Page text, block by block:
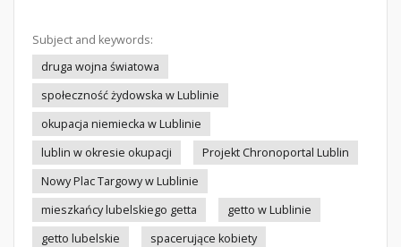
Subject and keywords:
druga wojna światowa
społeczność żydowska w Lublinie
okupacja niemiecka w Lublinie
lublin w okresie okupacji
Projekt Chronoportal Lublin
Nowy Plac Targowy w Lublinie
mieszkańcy lubelskiego getta
getto w Lublinie
getto lubelskie
spacerujące kobiety